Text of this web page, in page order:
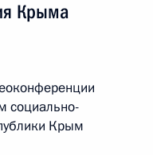
Крыма
социально-
Крым